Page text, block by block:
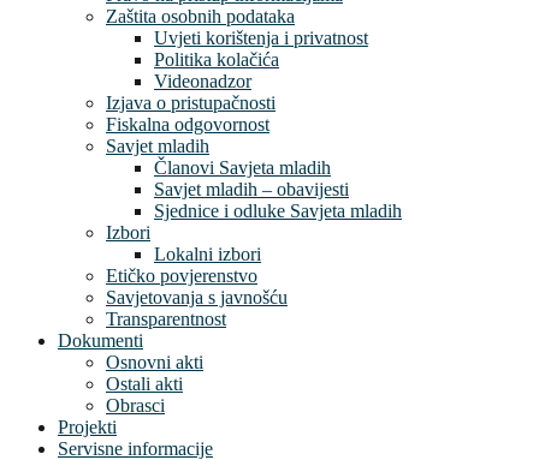
Zaštita osobnih podataka
Uvjeti korištenja i privatnost
Politika kolačića
Videonadzor
Izjava o pristupačnosti
Fiskalna odgovornost
Savjet mladih
Članovi Savjeta mladih
Savjet mladih – obavijesti
Sjednice i odluke Savjeta mladih
Izbori
Lokalni izbori
Etičko povjerenstvo
Savjetovanja s javnošću
Transparentnost
Dokumenti
Osnovni akti
Ostali akti
Obrasci
Projekti
Servisne informacije